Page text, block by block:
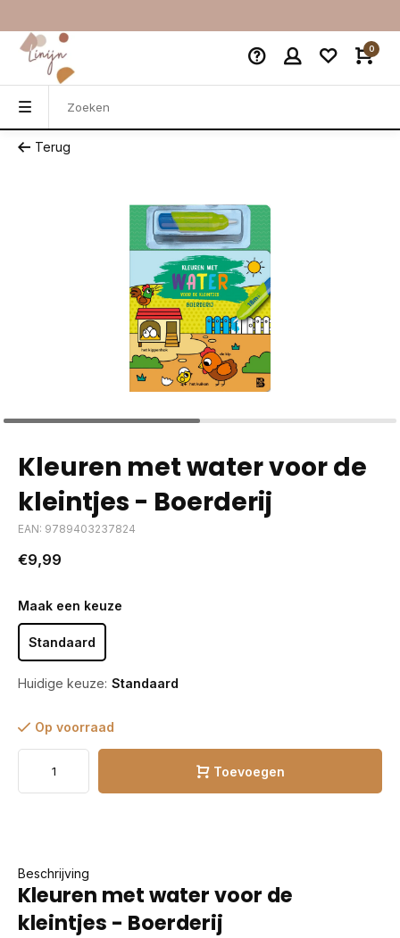
0
Terug
Kleuren met water voor de
kleintjes - Boerderij
EAN: 9789403237824
€9,99
Maak een keuze
Standaard
Huidige keuze: Standaard
Op voorraad
Toevoegen
Beschrijving
Kleuren met water voor de
kleintjes - Boerderij